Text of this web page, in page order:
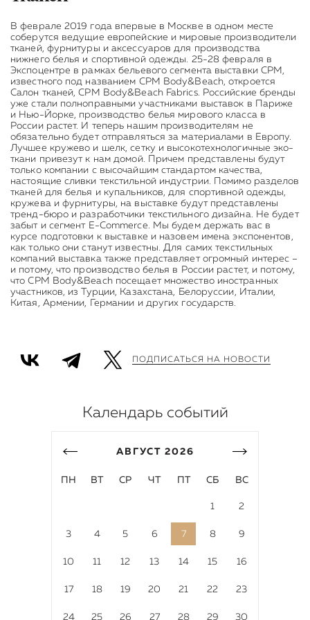
В феврале 2019 года впервые в Москве в одном месте
соберутся ведущие европейские и мировые производители
тканей, фурнитуры и аксессуаров для производства
нижнего белья и спортивной одежды. 25-28 февраля в
Экспоцентре в рамках бельевого сегмента выставки CPM,
известного под названием CPM Body&Beach, откроется
Салон тканей, CPM Body&Beach Fabrics. Российские бренды
уже стали полноправными участниками выставок в Париже
и Нью-Йорке, производство белья мирового класса в
России растет. И теперь нашим производителям не
обязательно будет отправляться за материалами в Европу.
Лучшее кружево и шелк, сетку и высокотехнологичные эко-
ткани привезут к нам домой. Причем представлены будут
только компании с высочайшим стандартом качества,
настоящие сливки текстильной индустрии. Помимо разделов
тканей для белья и купальников, для спортивной одежды,
кружева и фурнитуры, на выставке будут представлены
тренд-бюро и разработчики текстильного дизайна. Не будет
забыт и сегмент E-Commerce. Мы будем держать вас в
курсе подготовки к выставке и назовем имена экспонентов,
как только они станут известны. Для самих текстильных
компаний выставка также представляет огромный интерес –
и потому, что производство белья в России растет, и потому,
что CPM Body&Beach посещает множество иностранных
участников, из Турции, Казахстана, Белоруссии, Италии,
Китая, Армении, Германии и других государств.
ПОДПИСАТЬСЯ НА НОВОСТИ
Календарь событий
АВГУСТ 2026
ПН ВТ СР ЧТ ПТ СБ ВС
1 2
3 4 5 6 7 8 9
10 11 12 13 14 15 16
17 18 19 20 21 22 23
24 25 26 27 28 29 30